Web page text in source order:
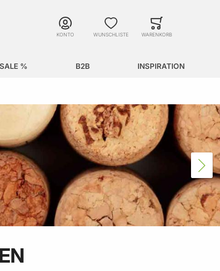
KONTO WUNSCHLISTE WARENKORB
SALE % B2B INSPIRATION